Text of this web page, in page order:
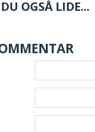
OGSÅ LIDE...